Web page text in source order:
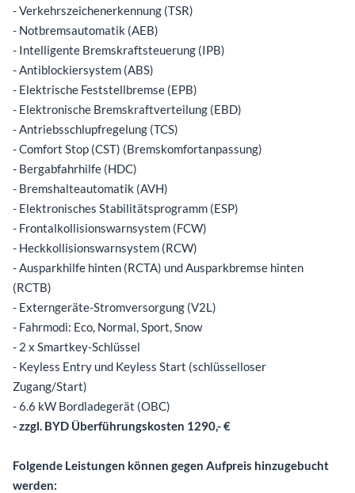
- Verkehrszeichenerkennung (TSR)
- Notbremsautomatik (AEB)
- Intelligente Bremskraftsteuerung (IPB)
- Antiblockiersystem (ABS)
- Elektrische Feststellbremse (EPB)
- Elektronische Bremskraftverteilung (EBD)
- Antriebsschlupfregelung (TCS)
- Comfort Stop (CST) (Bremskomfortanpassung)
- Bergabfahrhilfe (HDC)
- Bremshalteautomatik (AVH)
- Elektronisches Stabilitätsprogramm (ESP)
- Frontalkollisionswarnsystem (FCW)
- Heckkollisionswarnsystem (RCW)
- Ausparkhilfe hinten (RCTA) und Ausparkbremse hinten
(RCTB)
- Externgeräte-Stromversorgung (V2L)
- Fahrmodi: Eco, Normal, Sport, Snow
- 2 x Smartkey-Schlüssel
- Keyless Entry und Keyless Start (schlüsselloser
Zugang/Start)
- 6.6 kW Bordladegerät (OBC)
- zzgl. BYD Überführungskosten 1290,- €
Folgende Leistungen können gegen Aufpreis hinzugebucht
werden: